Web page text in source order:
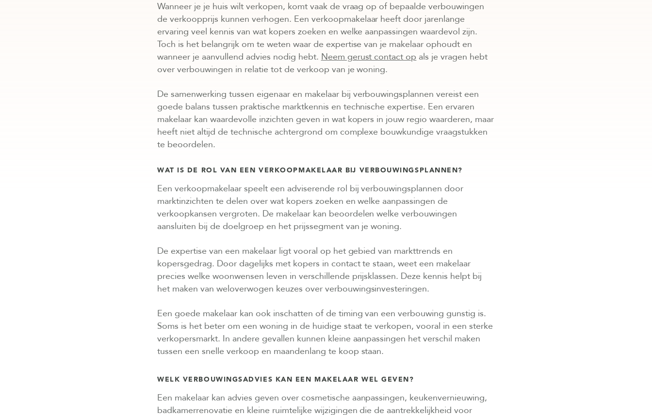
Wanneer je je huis wilt verkopen, komt vaak de vraag op of bepaalde verbouwingen
de verkoopprijs kunnen verhogen. Een verkoopmakelaar heeft door jarenlange
ervaring veel kennis van wat kopers zoeken en welke aanpassingen waardevol zijn.
Toch is het belangrijk om te weten waar de expertise van je makelaar ophoudt en
wanneer je aanvullend advies nodig hebt.Neem gerust contact opals je vragen hebt
over verbouwingen in relatie tot de verkoop van je woning.
De samenwerking tussen eigenaar en makelaar bij verbouwingsplannen vereist een
goede balans tussen praktische marktkennis en technische expertise. Een ervaren
makelaar kan waardevolle inzichten geven in wat kopers in jouw regio waarderen, maar
heeft niet altijd de technische achtergrond om complexe bouwkundige vraagstukken
te beoordelen.
WAT IS DE ROL VAN EEN VERKOOPMAKELAAR BIJ VERBOUWINGSPLANNEN?
Een verkoopmakelaar speelt een adviserende rol bij verbouwingsplannen door
marktinzichten te delen over wat kopers zoeken en welke aanpassingen de
verkoopkansen vergroten. De makelaar kan beoordelen welke verbouwingen
aansluiten bij de doelgroep en het prijssegment van je woning.
De expertise van een makelaar ligt vooral op het gebied van markttrends en
kopersgedrag. Door dagelijks met kopers in contact te staan, weet een makelaar
precies welke woonwensen leven in verschillende prijsklassen. Deze kennis helpt bij
het maken van weloverwogen keuzes over verbouwingsinvesteringen.
Een goede makelaar kan ook inschatten of de timing van een verbouwing gunstig is.
Soms is het beter om een woning in de huidige staat te verkopen, vooral in een sterke
verkopersmarkt. In andere gevallen kunnen kleine aanpassingen het verschil maken
tussen een snelle verkoop en maandenlang te koop staan.
WELK VERBOUWINGSADVIES KAN EEN MAKELAAR WEL GEVEN?
Een makelaar kan advies geven over cosmetische aanpassingen, keukenvernieuwing,
badkamerrenovatie en kleine ruimtelijke wijzigingen die de aantrekkelijkheid voor